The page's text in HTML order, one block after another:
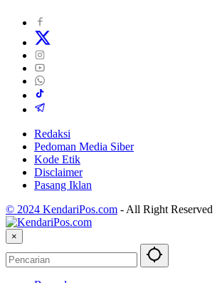
Redaksi
Pedoman Media Siber
Kode Etik
Disclaimer
Pasang Iklan
© 2024 KendariPos.com -All Right Reserved
×